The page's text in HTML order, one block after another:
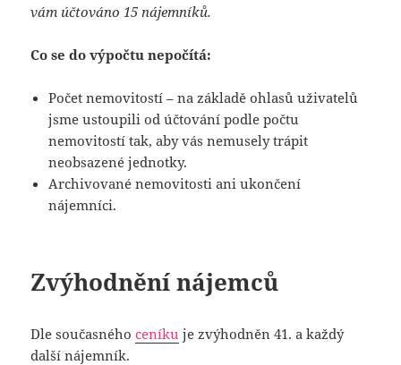
vám účtováno 15 nájemníků.
Co se do výpočtu nepočítá:
Počet nemovitostí – na základě ohlasů uživatelů
jsme ustoupili od účtování podle počtu
nemovitostí tak, aby vás nemusely trápit
neobsazené jednotky.
Archivované nemovitosti ani ukončení
nájemníci.
Zvýhodnění nájemců
Dle současnéhoceníku je zvýhodněn 41. a každý
další nájemník.